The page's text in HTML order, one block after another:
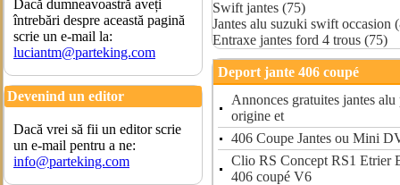
Dacă dumneavoastră aveți
întrebări despre această pagină
scrie un e-mail la:
luciantm@parteking.com
Devenind un editor
Dacă vrei să fii un editor scrie
un e-mail pentru a ne:
info@parteking.com
Swift jantes (75)
Jantes alu suzuki swift occasion
Entraxe jantes ford 4 trous (75)
Deport jante 406 coupé
Annonces gratuites jantes
origine et
406 Coupe Jantes ou Mini
Clio RS Concept RS1 Etrier
406 coupé V6